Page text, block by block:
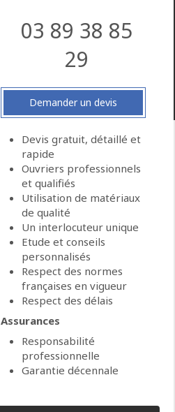
03 89 38 85
29
Demander un devis
Devis gratuit, détaillé et
rapide
Ouvriers professionnels
et qualifiés
Utilisation de matériaux
de qualité
Un interlocuteur unique
Etude et conseils
personnalisés
Respect des normes
françaises en vigueur
Respect des délais
Assurances
Responsabilité
professionnelle
Garantie décennale